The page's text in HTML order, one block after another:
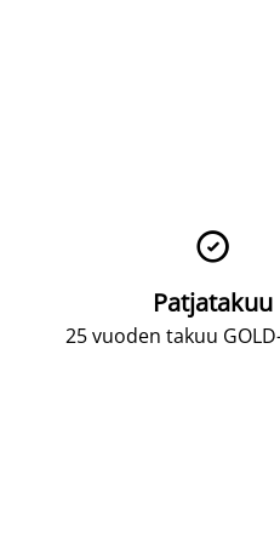

Patjatakuu
25 vuoden takuu